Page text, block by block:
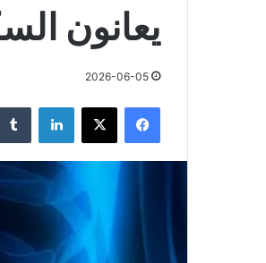
يعانون
2026-06-05
فيسبوك لينكدإن